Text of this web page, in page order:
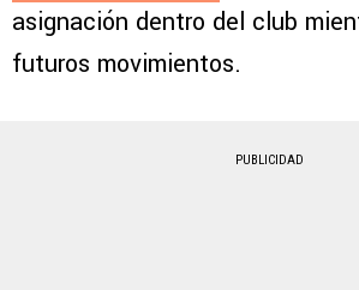
asignación dentro del club
futuros movimientos.
PUBLICIDAD